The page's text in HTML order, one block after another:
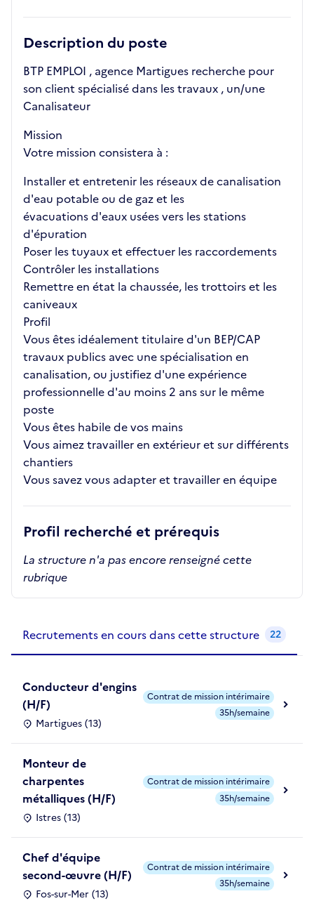
Description du poste
BTP EMPLOI , agence Martigues recherche pour
son client spécialisé dans les travaux , un/une
Canalisateur
Mission
Votre mission consistera à :
Installer et entretenir les réseaux de canalisation
d'eau potable ou de gaz et les
évacuations d'eaux usées vers les stations
d'épuration
Poser les tuyaux et effectuer les raccordements
Contrôler les installations
Remettre en état la chaussée, les trottoirs et les
caniveaux
Profil
Vous êtes idéalement titulaire d'un BEP/CAP
travaux publics avec une spécialisation en
canalisation, ou justifiez d'une expérience
professionnelle d'au moins 2 ans sur le même
poste
Vous êtes habile de vos mains
Vous aimez travailler en extérieur et sur différents
chantiers
Vous savez vous adapter et travailler en équipe
Profil recherché et prérequis
La structure n'a pas encore renseigné cette
rubrique
Recrutements en cours dans cette structure 22
Conducteur d'engins
(H/F)
Martigues (13)
Contrat de mission intérimaire
35h/semaine
Monteur de
charpentes
métalliques (H/F)
Istres (13)
Contrat de mission intérimaire
35h/semaine
Chef d'équipe
second-œuvre (H/F)
Fos-sur-Mer (13)
Contrat de mission intérimaire
35h/semaine